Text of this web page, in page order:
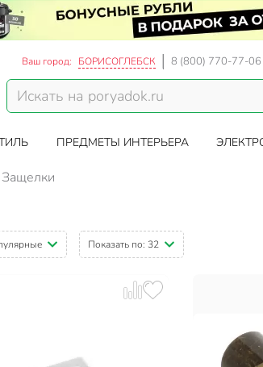
Ваш город: БОРИСОГЛЕБСК 8 (800) 770-77-06
ПРЕДМЕТЫ ИНТЕРЬЕРА
Защелки
Показать по: 32